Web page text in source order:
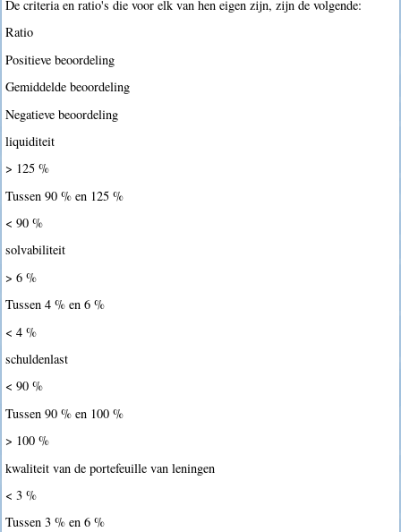
De criteria en ratio's die voor elk van hen eigen zijn, zijn de volgende:
Ratio
Positieve beoordeling
Gemiddelde beoordeling
Negatieve beoordeling
liquiditeit
> 125 %
Tussen 90 % en 125 %
< 90 %
solvabiliteit
> 6 %
Tussen 4 % en 6 %
< 4 %
schuldenlast
< 90 %
Tussen 90 % en 100 %
> 100 %
kwaliteit van de portefeuille van leningen
< 3 %
Tussen 3 % en 6 %